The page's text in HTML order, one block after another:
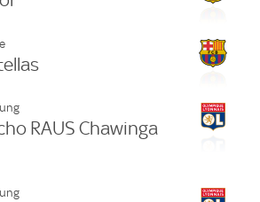
RAUS Chawinga